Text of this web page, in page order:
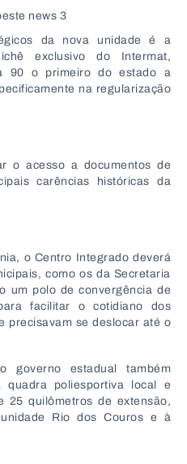
da nova unidade é a
exclusivo do Intermat,
90 o primeiro do estado a
na regularização
o acesso a documentos de
carências históricas da
o Centro Integrado deverá
como os da Secretaria
um polo de convergência de
facilitar o cotidiano dos
precisavam se deslocar até o
governo estadual também
quadra poliesportiva local e
25 quilômetros de extensão,
Rio dos Couros e à